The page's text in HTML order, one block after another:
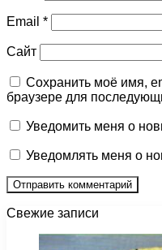
Email *
Сайт
Сохранить моё имя,
браузере для
Уведомить меня о
Уведомлять меня о
Свежие записи